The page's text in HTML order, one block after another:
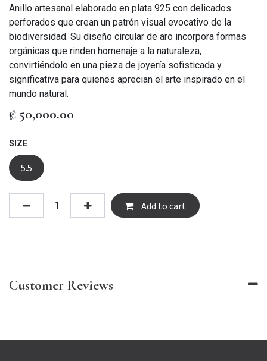
Anillo artesanal elaborado en plata 925 con delicados
perforados que crean un patrón visual evocativo de la
biodiversidad. Su diseño circular de aro incorpora formas
orgánicas que rinden homenaje a la naturaleza,
convirtiéndolo en una pieza de joyería sofisticada y
significativa para quienes aprecian el arte inspirado en el
mundo natural.
₡ 50,000.00
SIZE
5.5
Add to cart
Customer Reviews